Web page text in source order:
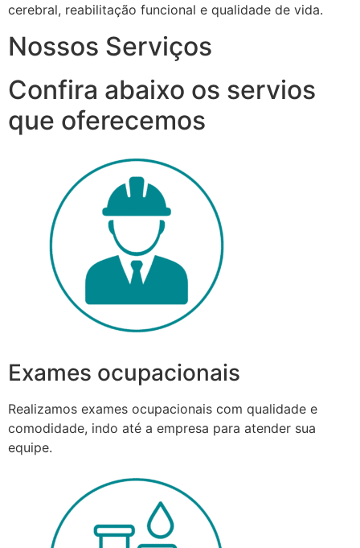
cerebral, reabilitação funcional e qualidade de vida.
Nossos Serviços
Confira abaixo os servios
que oferecemos
Exames ocupacionais
Realizamos exames ocupacionais com qualidade e
comodidade, indo até a empresa para atender sua
equipe.